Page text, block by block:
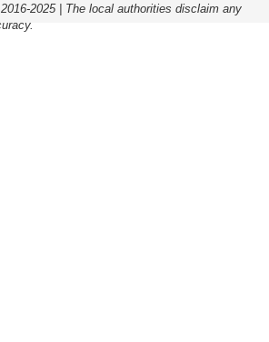
2025 | The local authorities disclaim any